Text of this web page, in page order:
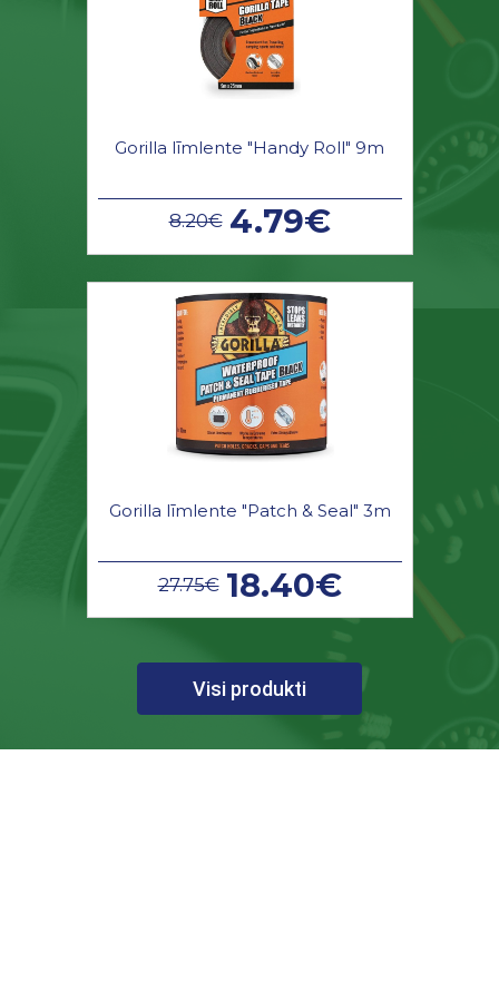
Gorilla līmlente "Handy Roll" 9m
8.20€ 4.79€
Gorilla līmlente "Patch & Seal" 3m
27.75€ 18.40€
Visi produkti